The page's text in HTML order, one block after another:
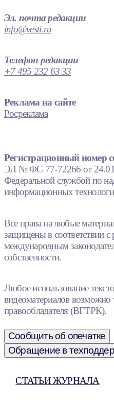
Эл. почта редакции
info@vesti.ru
Телефон редакции
+7 495 232 63 33
Реклама на сайте
Росреклама
Регистрационный номер
ЭЛ № ФС 77-72266 от
Федеральной службой по
информационных
Все права на любые
защищены в соответствии с
международным
собственности.
Любое использование
видеоматериалов возможно
правообладателя (ВГТРК).
Сообщить об опечатке
Обращение в
СТАТЬИ ЖУРНАЛА